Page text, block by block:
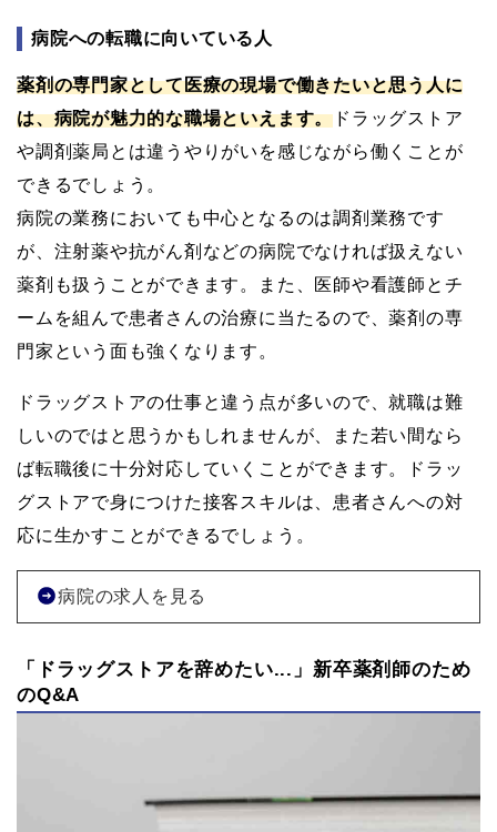
病院への転職に向いている人
薬剤の専門家として医療の現場で働きたいと思う人に
は、病院が魅力的な職場といえます。 ドラッグストア
や調剤薬局とは違うやりがいを感じながら働くことが
できるでしょう。
病院の業務においても中心となるのは調剤業務です
が、注射薬や抗がん剤などの病院でなければ扱えない
薬剤も扱うことができます。また、医師や看護師とチ
ームを組んで患者さんの治療に当たるので、薬剤の専
門家という面も強くなります。
ドラッグストアの仕事と違う点が多いので、就職は難
しいのではと思うかもしれませんが、また若い間なら
ば転職後に十分対応していくことができます。ドラッ
グストアで身につけた接客スキルは、患者さんへの対
応に生かすことができるでしょう。
病院の求人を見る
「ドラッグストアを辞めたい...」新卒薬剤師のため
のQ&A